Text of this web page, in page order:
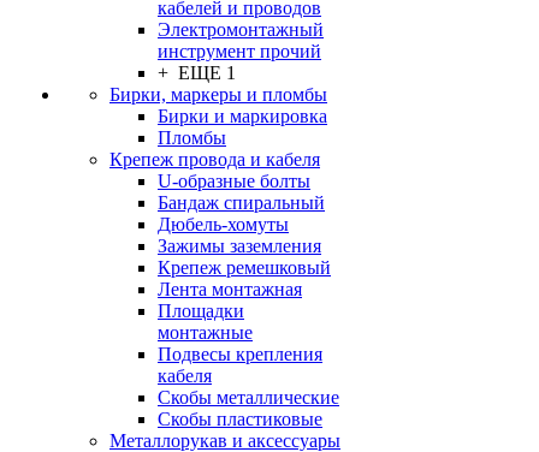
кабелей и проводов
Электромонтажный
инструмент прочий
+ ЕЩЕ 1
Бирки, маркеры и пломбы
Бирки и маркировка
Пломбы
Крепеж провода и кабеля
U-образные болты
Бандаж спиральный
Дюбель-хомуты
Зажимы заземления
Крепеж ремешковый
Лента монтажная
Площадки
монтажные
Подвесы крепления
кабеля
Скобы металлические
Скобы пластиковые
Металлорукав и аксессуары